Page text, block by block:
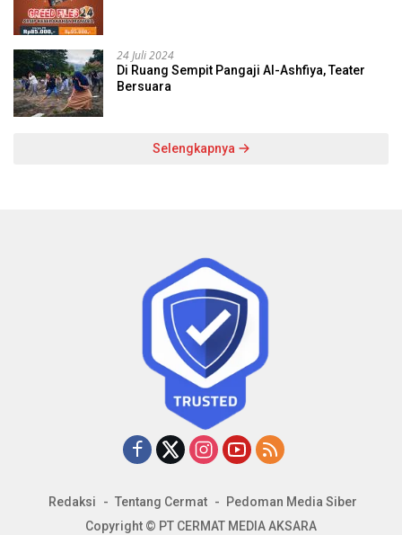
24 Juli 2024
Di Ruang Sempit Pangaji Al-Ashfiya, Teater
Bersuara
Selengkapnya
Redaksi Tentang Cermat
Pedoman Media Siber
Copyright © PT CERMAT MEDIA AKSARA